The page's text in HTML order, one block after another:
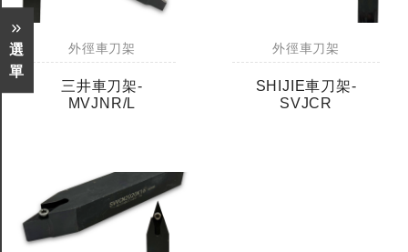
選
單
台製WEENIX四刃全鎢鋼銑刀
台製WEENIX加長二
銑刀
外徑車刀架
三井車刀架-
MVJNR/L
外徑車刀架
SHIJIE車刀架-
SVJCR